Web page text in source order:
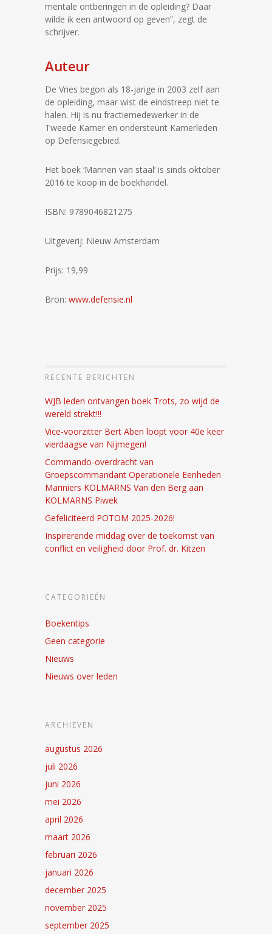
mentale ontberingen in de opleiding? Daar
wilde ik een antwoord op geven”, zegt de
schrijver.
Auteur
De Vries begon als 18-jarige in 2003 zelf aan
de opleiding, maar wist de eindstreep niet te
halen. Hij is nu fractiemedewerker in de
Tweede Kamer en ondersteunt Kamerleden
op Defensiegebied.
Het boek ‘Mannen van staal’ is sinds oktober
2016 te koop in de boekhandel.
ISBN: 9789046821275
Uitgeverij: Nieuw Amsterdam
Prijs: 19,99
Bron: www.defensie.nl
RECENTE BERICHTEN
WJB leden ontvangen boek Trots, zo wijd de
wereld strekt!!!
Vice-voorzitter Bert Aben loopt voor 40e keer
vierdaagse van Nijmegen!
Commando-overdracht van
Groepscommandant Operationele Eenheden
Mariniers KOLMARNS Van den Berg aan
KOLMARNS Piwek
Gefeliciteerd POTOM 2025-2026!
Inspirerende middag over de toekomst van
conflict en veiligheid door Prof. dr. Kitzen
CATEGORIEËN
Boekentips
Geen categorie
Nieuws
Nieuws over leden
ARCHIEVEN
augustus 2026
juli 2026
juni 2026
mei 2026
april 2026
maart 2026
februari 2026
januari 2026
december 2025
november 2025
september 2025